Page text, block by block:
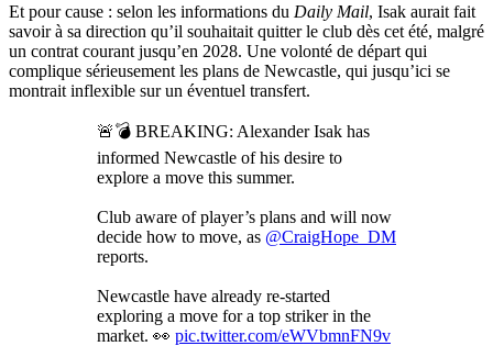
Et pour cause : selon les informations du Daily Mail, Isak aurait fait
savoir à sa direction qu’il souhaitait quitter le club dès cet été, malgré
un contrat courant jusqu’en 2028. Une volonté de départ qui
complique sérieusement les plans de Newcastle, qui jusqu’ici se
montrait inflexible sur un éventuel transfert.
🚨💣 BREAKING: Alexander Isak has
informed Newcastle of his desire to
explore a move this summer.
Club aware of player’s plans and will now
decide how to move, as @CraigHope_DM
reports.
Newcastle have already re-started
exploring a move for a top striker in the
market. 👀 pic.twitter.com/eWVbmnFN9v